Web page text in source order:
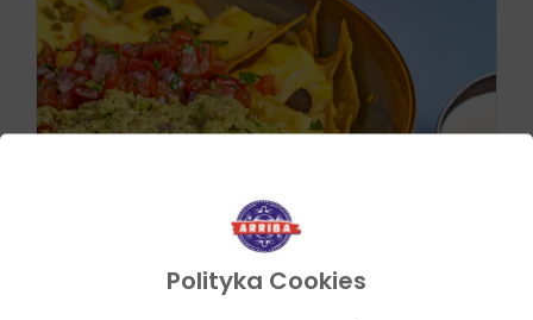
Polityka Cookies